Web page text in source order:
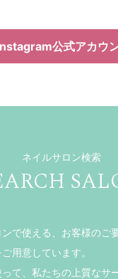
公式アカウ
ネイルサロン検索
で使える、お客様のご
用意しています。
て、私たちの上質なサ